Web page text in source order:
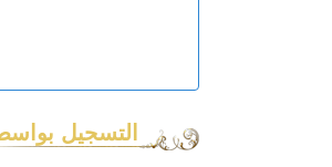
التسجيل